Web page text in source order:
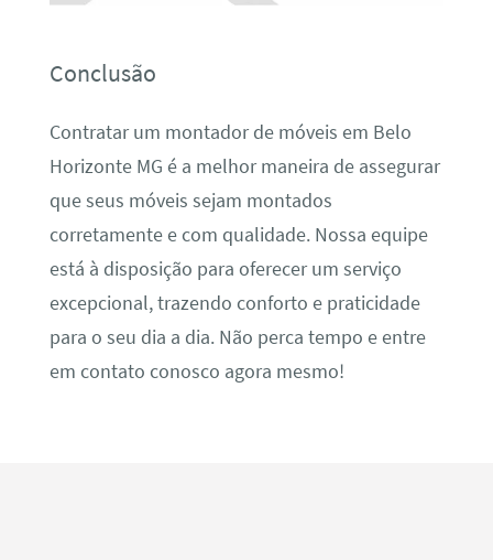
Conclusão
Contratar um montador de móveis em Belo
Horizonte MG é a melhor maneira de assegurar
que seus móveis sejam montados
corretamente e com qualidade. Nossa equipe
está à disposição para oferecer um serviço
excepcional, trazendo conforto e praticidade
para o seu dia a dia. Não perca tempo e entre
em contato conosco agora mesmo!